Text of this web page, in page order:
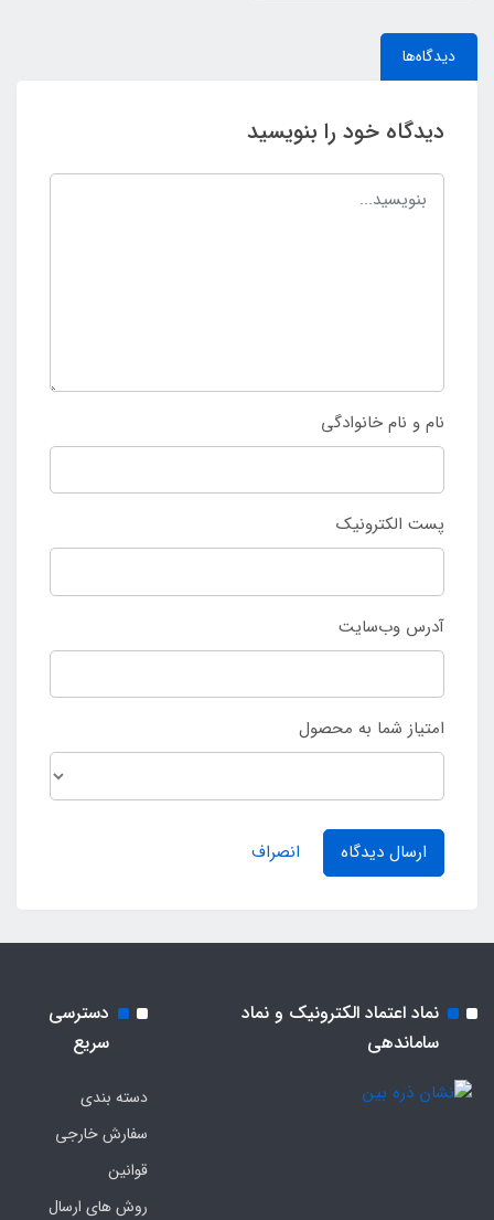
دیدگاه‌ها
دیدگاه خود را بنویسید
نام و نام خانوادگی
پست الکترونیک
آدرس وب‌سایت
امتیاز شما به محصول
ارسال دیدگاه انصراف
نماد اعتماد الکترونیک و نماد
ساماندهی
دسترسی
سریع
دسته بندی
سفارش خارجی
قوانین
روش های ارسال